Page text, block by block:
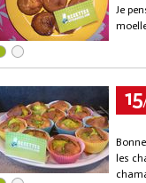
Je
15
les